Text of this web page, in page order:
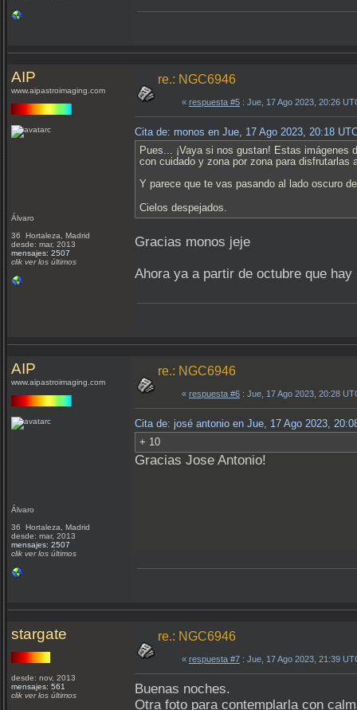
AIP
www.aipastroimaging.com
Álvaro
36 Hortaleza, Madrid
desde: mar, 2013
mensajes: 2507
clik ver los últimos
re.: NGC6946
« respuesta #5 : Jue, 17 Ago 2023, 20:26
Cita de: monos en Jue, 17 Ago 2023, 20:18
Pues... ¡Vaya si nos gustan! Estas
con cuidado y zona por zona para disfrutarlas
Y parece que te vas pasando al lado oscuro
Cielos despejados.
Gracias monos jeje
Ahora ya a partir de octubre que
AIP
www.aipastroimaging.com
Álvaro
36 Hortaleza, Madrid
desde: mar, 2013
mensajes: 2507
clik ver los últimos
re.: NGC6946
« respuesta #6 : Jue, 17 Ago 2023, 20:28
Cita de: josé antonio en Jue, 17 Ago 2023,
+ 10
Gracias Jose Antonio!
stargate
desde: nov, 2013
mensajes: 561
clik ver los últimos
re.: NGC6946
« respuesta #7 : Jue, 17 Ago 2023, 21:39
Buenas noches.
Otra foto para contemplarla con